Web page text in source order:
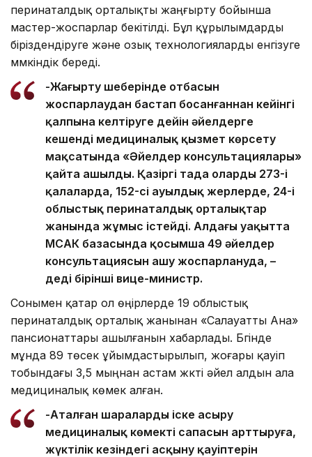
перинаталдық орталықты жаңғырту бойынша
мастер-жоспарлар бекітілді. Бұл құрылымдарды
біріздендіруге және озық технологияларды енгізуге
мүмкіндік береді.
-Жаңғырту шеңберінде отбасын
жоспарлаудан бастап босанғаннан кейінгі
қалпына келтіруге дейін әйелдерге
кешенді медициналық қызмет көрсету
мақсатында «Әйелдер консультациялары»
қайта ашылды. Қазіргі таңда олардың 273-і
қалаларда, 152-сі ауылдық жерлерде, 24-і
облыстық перинаталдық орталықтар
жанында жұмыс істейді. Алдағы уақытта
МСАК базасында қосымша 49 әйелдер
консультациясын ашу жоспарлануда, –
деді бірінші вице-министр.
Сонымен қатар ол өңірлерде 19 облыстық
перинаталдық орталық жанынан «Салауатты Ана»
пансионаттары ашылғанын хабарлады. Бүгінде
мұнда 89 төсек ұйымдастырылып, жоғары қауіп
тобындағы 3,5 мыңнан астам жүкті әйел алдын ала
медициналық көмек алған.
-Аталған шараларды іске асыру
медициналық көмектің сапасын арттыруға,
жүктілік кезіндегі асқыну қауіптерін